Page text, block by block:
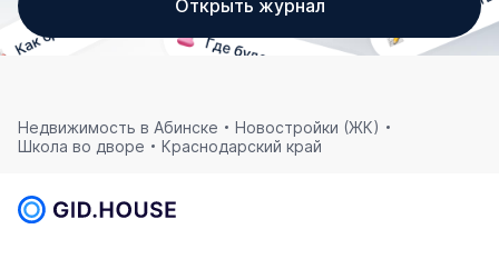
Открыть журнал
Недвижимость в Абинске
Новостройки (ЖК)
Школа во дворе
Краснодарский край